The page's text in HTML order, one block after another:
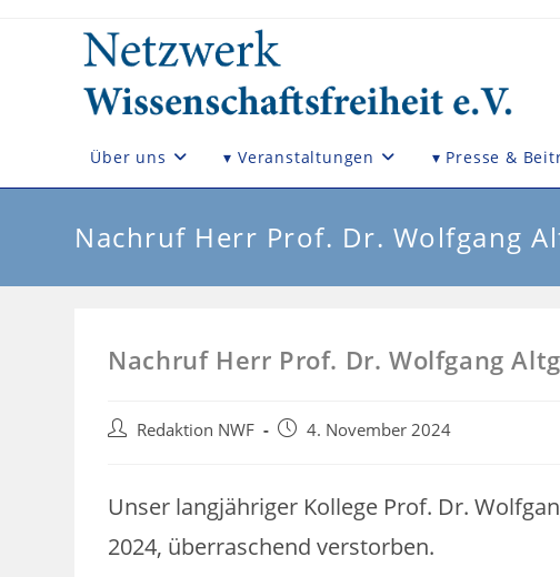
Über uns ▾ Veranstaltungen ▾ Presse &
Nachruf Herr Prof. Dr. Wolfgang
Nachruf Herr Prof. Dr. Wolfgang
Beitrags-
Redaktion NWF
Beitrag4. November 2024
Unser langjähriger Kollege Prof. Dr.
2024, überraschend verstorben.